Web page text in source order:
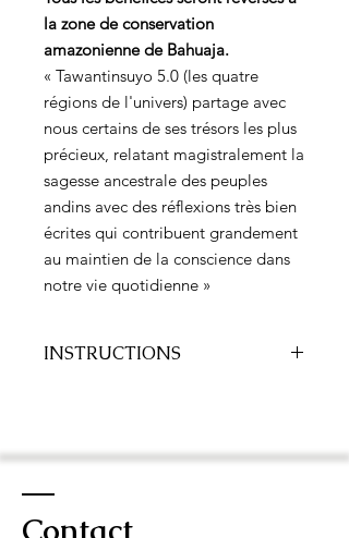
la zone de conservation
amazonienne de Bahuaja.
« Tawantinsuyo 5.0 (les quatre
régions de l'univers) partage avec
nous certains de ses trésors les plus
précieux, relatant magistralement la
sagesse ancestrale des peuples
andins avec des réflexions très bien
écrites qui contribuent grandement
au maintien de la conscience dans
notre vie quotidienne »
INSTRUCTIONS
fois terminé, vous recevrezun lien de
Paypal ou par carte de crédit/débit